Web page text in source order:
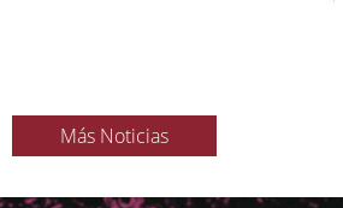
Más Noticias